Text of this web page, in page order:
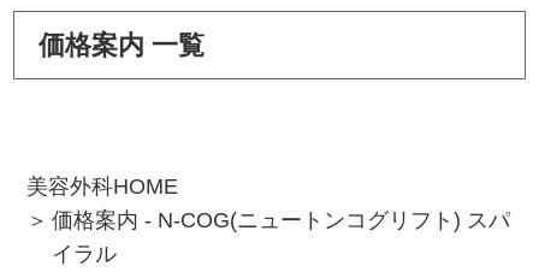
価格案内 一覧
美容外科HOME
価格案内 - N-COG(ニュートンコグリフト) スパ
イラル